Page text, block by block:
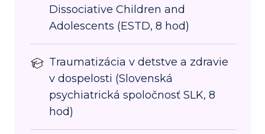
Dissociative Children and
Adolescents (ESTD, 8 hod)
Traumatizácia v detstve a zdravie
v dospelosti (Slovenská
psychiatrická spoločnosť SLK, 8
hod)